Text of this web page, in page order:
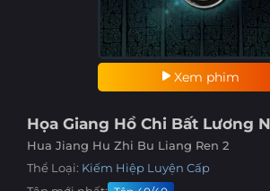
Xem phim
Họa Giang Hồ Chi Bất Lương
Hua Jiang Hu Zhi Bu Liang Ren 2
Thể Loại: Kiếm Hiệp Luyện Cấp